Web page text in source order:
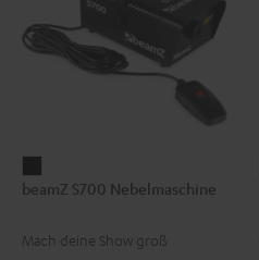
S700
Schwarz
beamZ S700 Nebelmaschine
Mach deine Show groß